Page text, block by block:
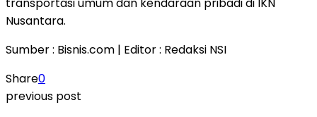
Nusantara.
Sumber : Bisnis.com | Editor : Redaksi NSI
Share0
previous post